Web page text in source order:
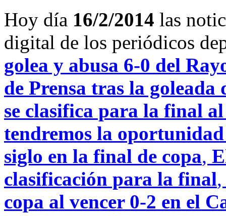
Hoy día 16/2/2014 las
digital de los periódicos
golea y abusa 6-0 del
de Prensa tras la goleada
se clasifica para la final
tendremos la
siglo en la final de copa,
clasificación para la final
copa al vencer 0-2 en el